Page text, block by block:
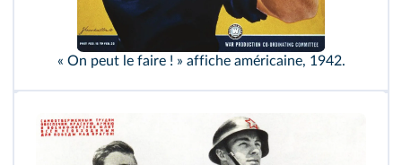
« On peut le faire ! » affiche américaine, 1942.